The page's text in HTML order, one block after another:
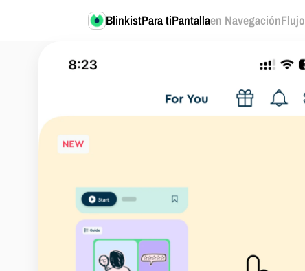
BlinkistPara tiPantallaen NavegaciónFlujo